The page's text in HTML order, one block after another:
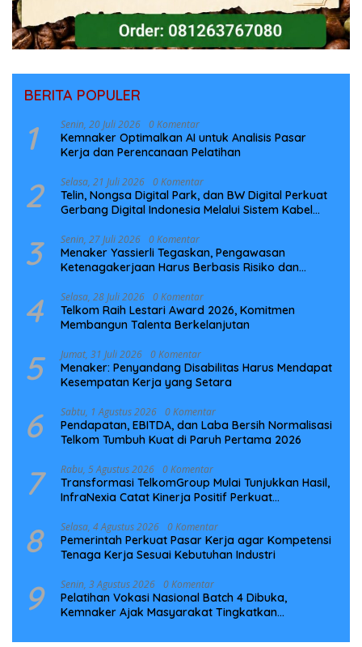
BERITA POPULER
1 Senin, 20 Juli 2026 0 Komentar
Kemnaker Optimalkan AI untuk Analisis Pasar
Kerja dan Perencanaan Pelatihan
2 Selasa, 21 Juli 2026 0 Komentar
Telin, Nongsa Digital Park, dan BW Digital Perkuat
Gerbang Digital Indonesia Melalui Sistem Kabel
3 Senin, 27 Juli 2026 0 Komentar
Menaker Yassierli Tegaskan, Pengawasan
Ketenagakerjaan Harus Berbasis Risiko dan
4 Selasa, 28 Juli 2026 0 Komentar
Telkom Raih Lestari Award 2026, Komitmen
Membangun Talenta Berkelanjutan
5 Jumat, 31 Juli 2026 0 Komentar
Menaker: Penyandang Disabilitas Harus Mendapat
Kesempatan Kerja yang Setara
6 Sabtu, 1 Agustus 2026 0 Komentar
Pendapatan, EBITDA, dan Laba Bersih Normalisasi
Telkom Tumbuh Kuat di Paruh Pertama 2026
7 Rabu, 5 Agustus 2026 0 Komentar
Transformasi TelkomGroup Mulai Tunjukkan Hasil,
InfraNexia Catat Kinerja Positif Perkuat
8 Selasa, 4 Agustus 2026 0 Komentar
Pemerintah Perkuat Pasar Kerja agar Kompetensi
Tenaga Kerja Sesuai Kebutuhan Industri
9 Senin, 3 Agustus 2026 0 Komentar
Pelatihan Vokasi Nasional Batch 4 Dibuka,
Kemnaker Ajak Masyarakat Tingkatkan